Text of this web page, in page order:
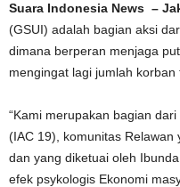
Suara Indonesia News –
(GSUI) adalah bagian aksi
dimana berperan menjaga
mengingat lagi jumlah
“Kami merupakan bagian
(IAC 19), komunitas
dan yang diketuai oleh
efek psykologis Ekonomi